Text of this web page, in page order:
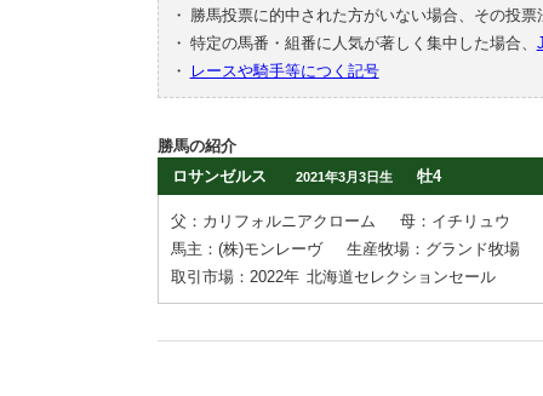
・
勝馬投票に的中された方がいない場合、その投
・ 特定の馬番・組番に人気が著しく集中した場合、
・
レースや騎手等につく記号
勝馬の紹介
ロサンゼルス
2021年3月3日生 牡4
父：カリフォルニアクローム
母：イチリュウ
馬主：(株)モンレーヴ
生産牧場：グランド牧場
取引市場：2022年 北海道セレクションセール